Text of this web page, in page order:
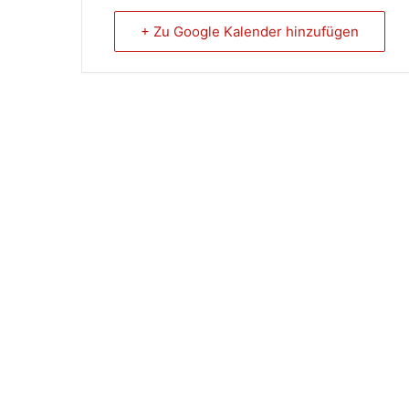
+ Zu Google Kalender hinzufügen